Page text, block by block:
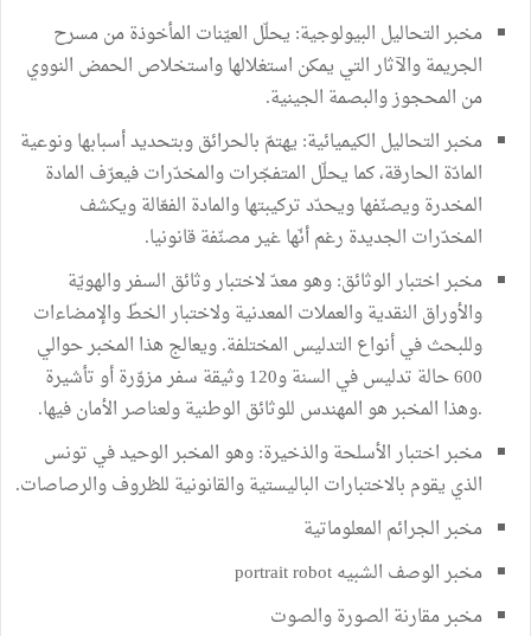
مخبر التحاليل البيولوجية: يحلّل العيّنات المأخوذة من مسرح
الجريمة والآثار التي يمكن استغلالها واستخلاص الحمض النووي
من المحجوز والبصمة الجينية.
مخبر التحاليل الكيميائية: يهتمّ بالحرائق وبتحديد أسبابها ونوعية
المادّة الحارقة، كما يحلّل المتفجّرات والمخدّرات فيعرّف المادة
المخدرة ويصنّفها ويحدّد تركيبتها والمادة الفعّالة ويكشف
المخدّرات الجديدة رغم أنّها غير مصنّفة قانونيا.
مخبر اختبار الوثائق: وهو معدّ لاختبار وثائق السفر والهويّة
والأوراق النقدية والعملات المعدنية ولاختبار الخطّ والإمضاءات
وللبحث في أنواع التدليس المختلفة. ويعالج هذا المخبر حوالي
600 حالة تدليس في السنة و120 وثيقة سفر مزوّرة أو تأشيرة
.وهذا المخبر هو المهندس للوثائق الوطنية ولعناصر الأمان فيها.
مخبر اختبار الأسلحة والذخيرة: وهو المخبر الوحيد في تونس
الذي يقوم بالاختبارات الباليستية والقانونية للظروف والرصاصات.
مخبر الجرائم المعلوماتية
مخبر الوصف الشبيه portrait robot
مخبر مقارنة الصورة والصوت